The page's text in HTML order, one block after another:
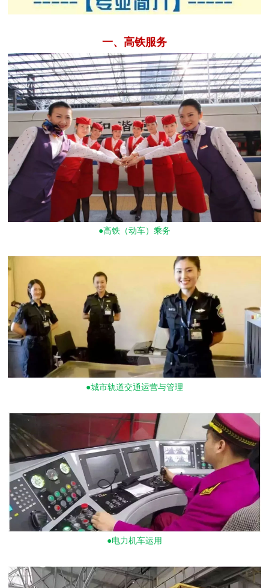
一、高铁服务
●高铁（动车）乘务
●城市轨道交通运营与管理
●电力机车运用